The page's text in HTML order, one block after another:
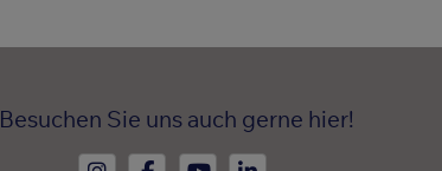
Besuchen Sie uns auch gerne hier!